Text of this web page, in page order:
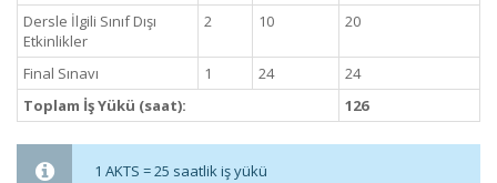
Dersle İlgili Sınıf Dışı
Etkinlikler
2 10 20
Final Sınavı 1 24
24
Toplam İş Yükü (saat):
126
1 AKTS = 25 saatlik iş yükü